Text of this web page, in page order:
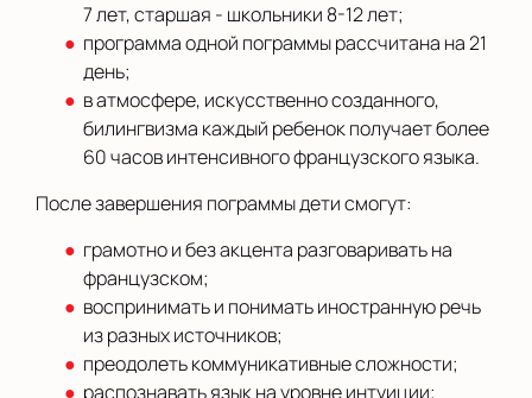
7 лет, старшая - школьники 8-12 лет;
программа одной пограммы рассчитана на 21
день;
в атмосфере, искусственно созданного,
билингвизма каждый ребенок получает более
60 часов интенсивного французского языка.
После завершения пограммы дети смогут:
грамотно и без акцента разговаривать на
французском;
воспринимать и понимать иностранную речь
из разных источников;
преодолеть коммуникативные сложности;
распознавать язык на уровне интуиции;